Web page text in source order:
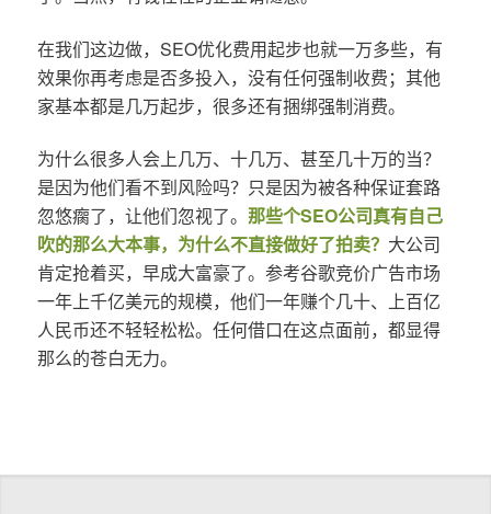
在我们这边做，SEO优化费用起步也就一万多些，有
效果你再考虑是否多投入，没有任何强制收费；其他
家基本都是几万起步，很多还有捆绑强制消费。
为什么很多人会上几万、十几万、甚至几十万的当？
是因为他们看不到风险吗？只是因为被各种保证套路
忽悠瘸了，让他们忽视了。 那些个SEO公司真有自己
吹的那么大本事，为什么不直接做好了拍卖？ 大公司
肯定抢着买，早成大富豪了。参考谷歌竞价广告市场
一年上千亿美元的规模，他们一年赚个几十、上百亿
人民币还不轻轻松松。任何借口在这点面前，都显得
那么的苍白无力。